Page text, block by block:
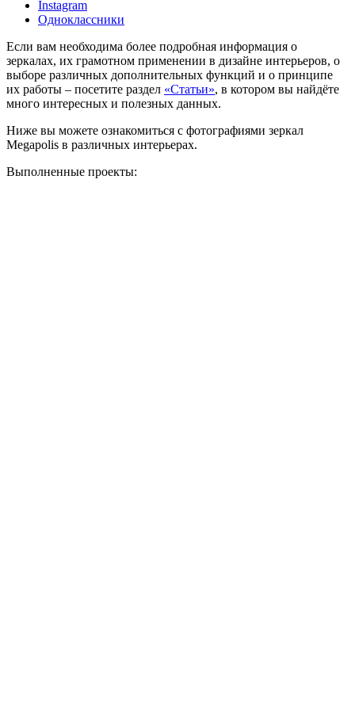
Instagram
Одноклассники
Если вам необходима более подробная информация о
зеркалах, их грамотном применении в дизайне интерьеров, о
выборе различных дополнительных функций и о принципе
их работы – посетите раздел «Статьи», в котором вы найдёте
много интересных и полезных данных.
Ниже вы можете ознакомиться с фотографиями зеркал
Megapolis в различных интерьерах.
Выполненные проекты: